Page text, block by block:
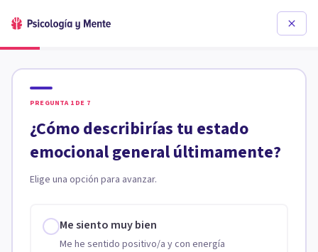
PREGUNTA 1 DE 7
¿Cómo describirías tu estado
emocional general últimamente?
Elige una opción para avanzar.
Me siento muy bien
Me he sentido positivo/a y con energía